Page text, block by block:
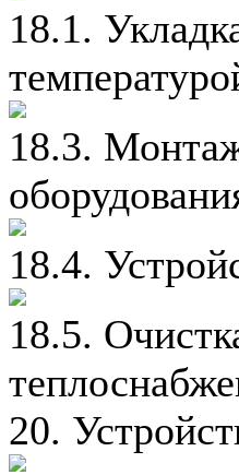
18.1.
18.3.
18.4.
18.5.
20.